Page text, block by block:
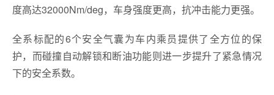
度高达32000Nm/deg，车身强度更高，抗冲击能力更强。
全系标配的6个安全气囊为车内乘员提供了全方位的保
护，而碰撞自动解锁和断油功能则进一步提升了紧急情况
下的安全系数。